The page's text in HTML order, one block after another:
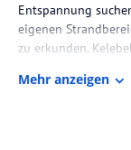
Entspannung
eigenen
zu erkunden.
anzutreffen sind.
Mehr anzeigen